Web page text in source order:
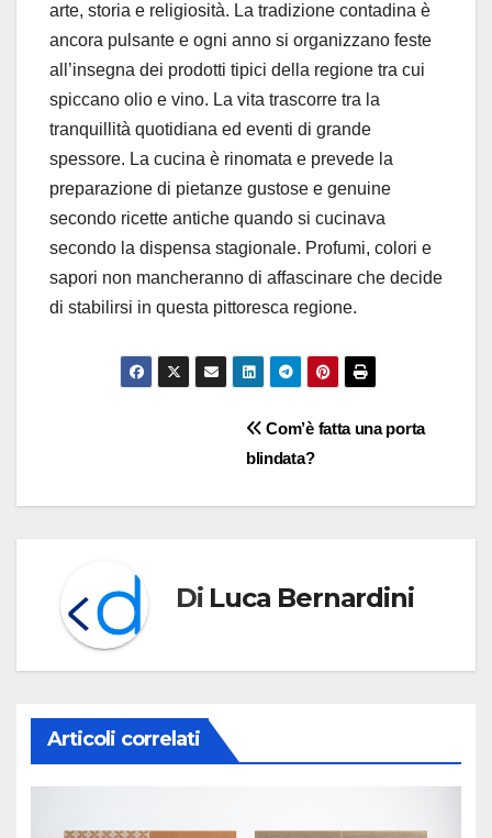
arte, storia e religiosità. La tradizione contadina è
ancora pulsante e ogni anno si organizzano feste
all’insegna dei prodotti tipici della regione tra cui
spiccano olio e vino. La vita trascorre tra la
tranquillità quotidiana ed eventi di grande
spessore. La cucina è rinomata e prevede la
preparazione di pietanze gustose e genuine
secondo ricette antiche quando si cucinava
secondo la dispensa stagionale. Profumi, colori e
sapori non mancheranno di affascinare che decide
di stabilirsi in questa pittoresca regione.
Navigazione
Com’è fatta una porta
blindata?
Di Luca Bernardini
Articoli correlati